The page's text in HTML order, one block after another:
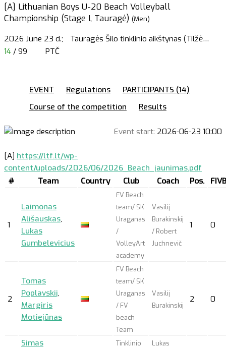
[A] Lithuanian Boys U-20 Beach Volleyball
Championship (Stage I, Tauragė) (Men)
2026 June 23 d.; Tauragės Šilo tinklinio aikštynas (Tilžė…
14 / 99 PTČ
EVENT Regulations
PARTICIPANTS (14)
Course of the competition
Results
Event start: 2026-06-23 10:00
[A] https://ltf.lt/wp-
content/uploads/2026/06/2026_Beach_jaunimas.pdf
#
Team Country Club Coach Pos.
1
Laimonas
Ališauskas,
Lukas
Gumbelevicius
FV Beach
team/ SK
Uraganas
/
VolleyArt
academy
Vasilij
Burakinskij
/ Robert
Juchnevič
1 0
2
Tomas
Poplavskij,
Margiris
Motiejūnas
FV Beach
team/ SK
Uraganas
/ FV
beach
Team
Vasilij
Burakinskij
2 0
Simas
Tinklinio
Lukas